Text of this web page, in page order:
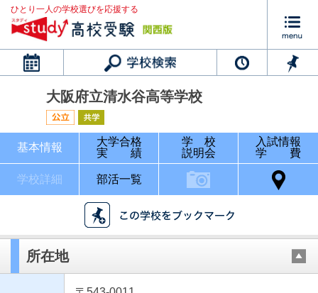
ひとり一人の学校選びを応援する
カレンダー
大阪府立清水谷高等学校
基本情報
大学合格
実 績
学 校
説明会
入試情報
学 費
学校詳細 部活一覧
所在地